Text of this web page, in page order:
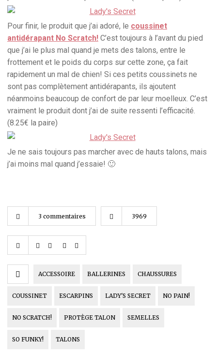
Pour finir, le produit que j’ai adoré, le coussinet
antidérapant No Scratch! C’est toujours à l’avant du pied
que j’ai le plus mal quand je mets des talons, entre le
frottement et le poids du corps sur cette zone, ça fait
rapidement un mal de chien! Si ces petits coussinets ne
sont pas complètement antidérapants, ils ajoutent
néanmoins beaucoup de confort de par leur moelleux. C’est
vraiment le produit dont j’ai de suite ressenti l’efficacité.
(8.25€ la paire)
Je ne sais toujours pas marcher avec de hauts talons, mais
j’ai moins mal quand j’essaie! 🙂
3 commentaires 3969
ACCESSOIRE BALLERINES CHAUSSURES
COUSSINET ESCARPINS LADY'S SECRET NO PAIN!
NO SCRATCH! PROTÈGE TALON SEMELLES
SO FUNKY! TALONS